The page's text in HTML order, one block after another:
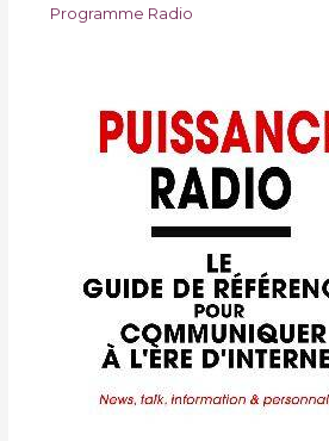
Programme Radio